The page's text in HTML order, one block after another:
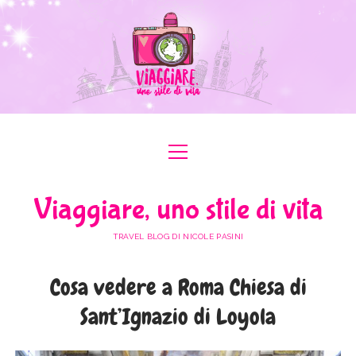
ABOUT ME
MEDIA KIT
menu
BOLOGNA
FORLÌ-CESENA
MODENA
apri
menu
LAZIO
LOMBARDIA
AUSTRIA
BULGARIA
AFRICA apri
EGITTO
ASIA
apri
apri
menu
Viaggiare, uno stile di vita
TRAVEL BLOG DI NICOLE PASINI
Cosa vedere a Roma Chiesa di
Sant’Ignazio di Loyola